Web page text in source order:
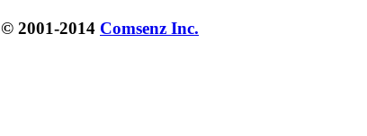
© 2001-2014 Comsenz Inc.